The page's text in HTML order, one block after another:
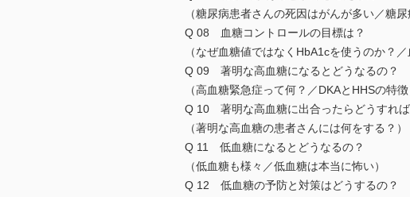
（糖尿病患者さんの死因はがんが多い／糖
Q 08 血糖コントロールの目標は？
（なぜ血糖値ではなくHbA1cを使うのか？
Q 09 著明な高血糖になるとどうなるの？
（高血糖緊急症って何？／DKAとHHSの特徴
Q 10 著明な高血糖に出合ったらどうすれば
（著明な高血糖の患者さんには何をする？）
Q 11 低血糖になるとどうなるの？
（低血糖も様々／低血糖は本当に怖い）
Q 12 低血糖の予防と対策はどうするの？